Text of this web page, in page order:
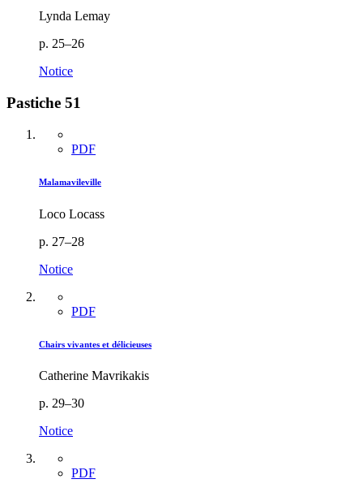
Lynda Lemay
p. 25–26
Notice
Pastiche 51
PDF
Malamavileville
Loco Locass
p. 27–28
Notice
PDF
Chairs vivantes et délicieuses
Catherine Mavrikakis
p. 29–30
Notice
PDF